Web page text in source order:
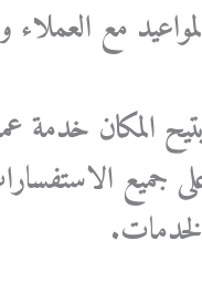
مع
المكان خدمة
جميع